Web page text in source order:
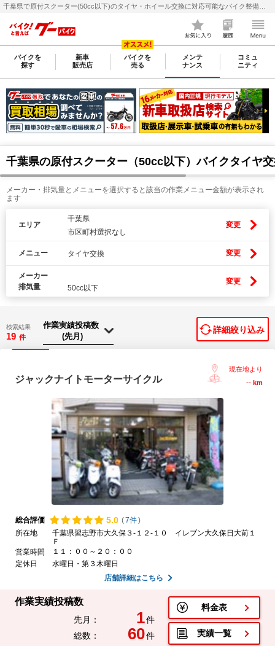
バイクを
探す
新車
販売店
バイクを
売る
メンテ
ナンス
コミュ
ニティ
千葉県の原付スクーター（50cc以下）バイクタイヤ
メーカー・排気量とメニューを選択すると該当の作業メニュー金額が表示され
ます
エリア
千葉県
市区町村選択なし
変更
メニュー タイヤ交換 変更
メーカー
排気量
50cc以下
変更
検索結果
19 件
詳細絞り込み
ジャックナイトモーターサイクル
現在地より
-- km
総合評価 5.0 (7件)
所在地
千葉県習志野市大久保３-１２-１０ イレブン大久保日大前１
Ｆ
営業時間
１１：００～２０：００
定休日
水曜日・第３木曜日
店舗詳細はこちら
作業実績投稿数
先月： 1件
総数：
60件
料金表
実績一覧